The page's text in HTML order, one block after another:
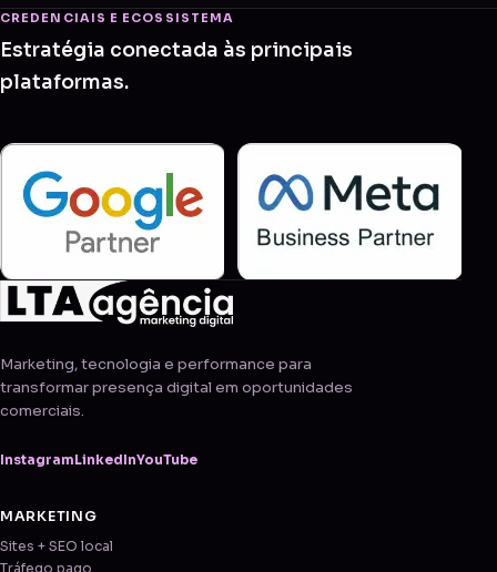
CREDENCIAIS E ECOSSISTEMA
Estratégia conectada às principais
plataformas.
Marketing, tecnologia e performance para
transformar presença digital em oportunidades
comerciais.
Instagram LinkedInYouTube
MARKETING
Sites + SEO local